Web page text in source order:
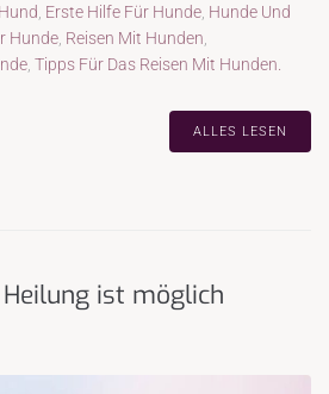
Erste Hilfe Für Hunde Hunde Und
Hunde Reisen Mit Hunden
Tipps Für Das Reisen Mit Hunden.
ALLES LESEN
ist möglich